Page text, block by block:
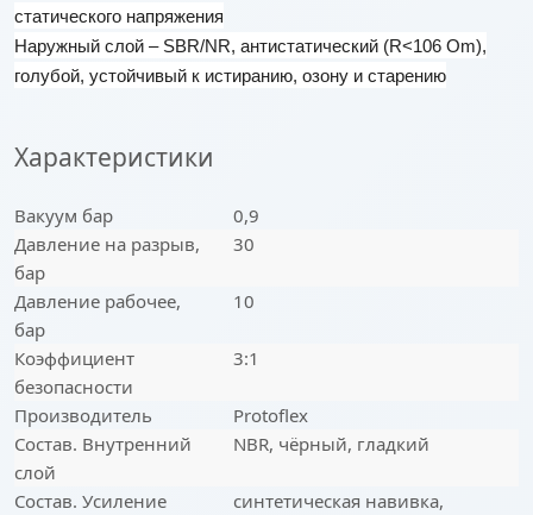
статического напряжения
Наружный слой – SBR/NR, антистатический (R<106 Om),
голубой, устойчивый к истиранию, озону и старению
Характеристики
Вакуум бар
0,9
Давление на разрыв,
бар
30
Давление рабочее,
бар
10
Коэффициент
безопасности
3:1
Производитель
Protoflex
Состав. Внутренний
слой
NBR, чёрный, гладкий
Состав. Усиление
синтетическая навивка,